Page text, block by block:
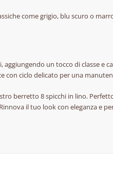
come grigio, blu scuro o
un tocco di classe e
con ciclo delicato per una
berretto 8 spicchi in lino.
il tuo look con eleganza e